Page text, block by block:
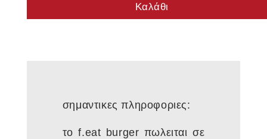
Καλάθι
σημαντικες πληροφοριες:
το f.eat burger πωλειται σε